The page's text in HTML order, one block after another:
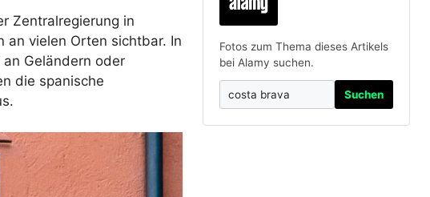
Zentralregierung in
an vielen Orten sichtbar. In
Geländern oder
die spanische
Fotos zum Thema dieses Artikels
bei Alamy suchen.
Suchen